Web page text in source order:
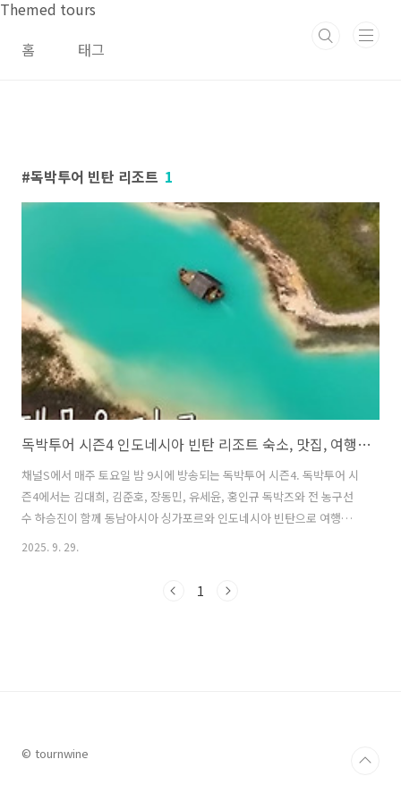
본문 바로가기
Themed tours
홈
태그
독박투어 빈탄 리조트 1
독박투어 시즌4 인도네시아 빈탄 리조트 숙소, 맛집, 여행코스 총정리
채널S에서 매주 토요일 밤 9시에 방송되는 독박투어 시즌4. 독박투어 시
즌4에서는 김대희, 김준호, 장동민, 유세윤, 홍인규 독박즈와 전 농구선
수 하승진이 함께 동남아시아 싱가포르와 인도네시아 빈탄으로 여행을
떠나는 과정이 방송되었다. 특히 싱가포르에서 페리로 단 1시간이면 도
서 독박즈와 하승진이 다녀간 이후 여행지로서의 매력이 재조명되고 있
2025. 9. 29.
1
© tournwine